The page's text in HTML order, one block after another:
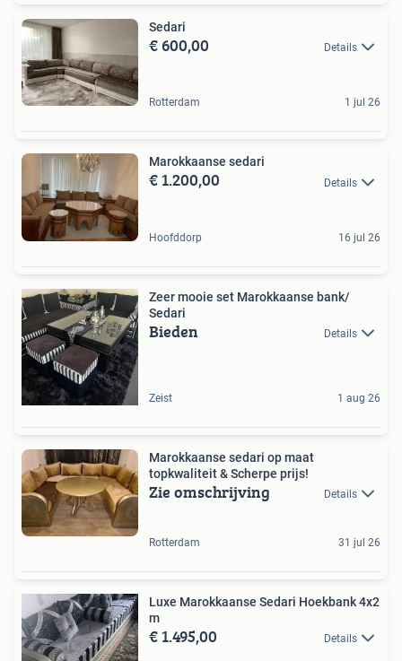
Sedari
€ 600,00 Details
Rotterdam 1 jul 26
Marokkaanse sedari
€ 1.200,00 Details
Hoofddorp 16 jul 26
Zeer mooie set Marokkaanse bank/
Sedari
Bieden Details
Zeist 1 aug 26
Marokkaanse sedari op maat
topkwaliteit & Scherpe prijs!
Zie omschrijving Details
Rotterdam 31 jul 26
Luxe Marokkaanse Sedari Hoekbank 4x2
m
€ 1.495,00 Details